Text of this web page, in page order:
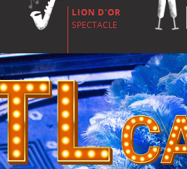
LION D'OR
SPECTACLE